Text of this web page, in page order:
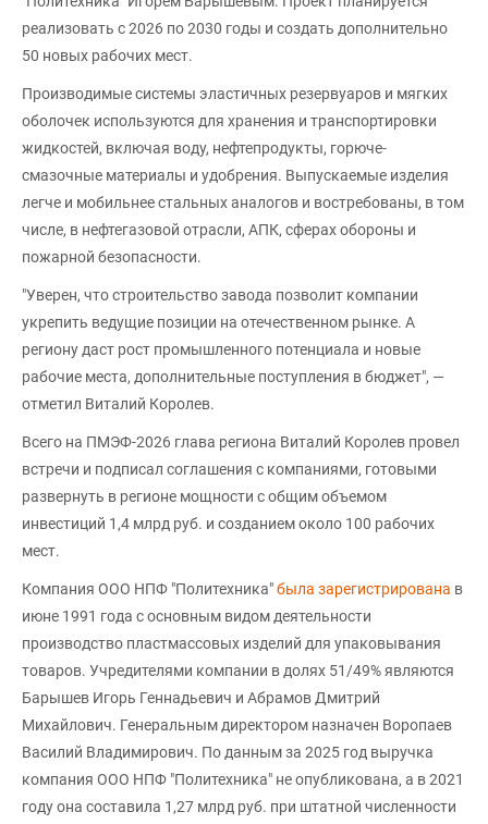
реализовать с 2026 по 2030 годы и создать дополнительно
50 новых рабочих мест.
Производимые системы эластичных резервуаров и мягких
оболочек используются для хранения и транспортировки
жидкостей, включая воду, нефтепродукты, горюче-
смазочные материалы и удобрения. Выпускаемые изделия
легче и мобильнее стальных аналогов и востребованы, в том
числе, в нефтегазовой отрасли, АПК, сферах обороны и
пожарной безопасности.
"Уверен, что строительство завода позволит компании
укрепить ведущие позиции на отечественном рынке. А
региону даст рост промышленного потенциала и новые
рабочие места, дополнительные поступления в бюджет", —
отметил Виталий Королев.
Всего на ПМЭФ-2026 глава региона Виталий Королев провел
встречи и подписал соглашения с компаниями, готовыми
развернуть в регионе мощности с общим объемом
инвестиций 1,4 млрд руб. и созданием около 100 рабочих
мест.
Компания ООО НПФ "Политехника"была зарегистрирована в
июне 1991 года с основным видом деятельности
производство пластмассовых изделий для упаковывания
товаров. Учредителями компании в долях 51/49% являются
Барышев Игорь Геннадьевич и Абрамов Дмитрий
Михайлович. Генеральным директором назначен Воропаев
Василий Владимирович. По данным за 2025 год выручка
компания ООО НПФ "Политехника" не опубликована, а в 2021
году она составила 1,27 млрд руб. при штатной численности